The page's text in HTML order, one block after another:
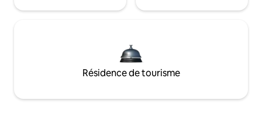
Résidence de tourisme